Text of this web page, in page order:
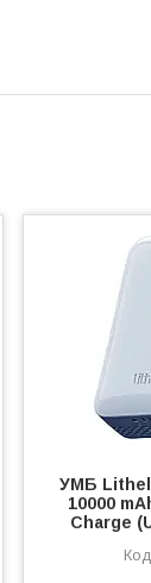
УМБ
10000
Charge